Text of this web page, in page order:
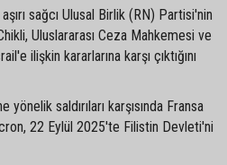
sağcı Ulusal Birlik (RN) Partisi'nin
Uluslararası Ceza Mahkemesi ve
ilişkin kararlarına karşı çıktığını
saldırıları karşısında Fransa
22 Eylül 2025'te Filistin Devleti'ni